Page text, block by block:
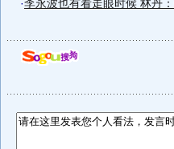
·李永波也有看走眼时候 林丹